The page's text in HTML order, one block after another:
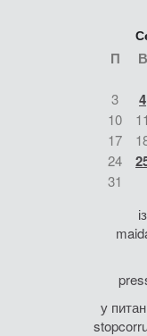
П В
3 4
10
11
17
24
31
у